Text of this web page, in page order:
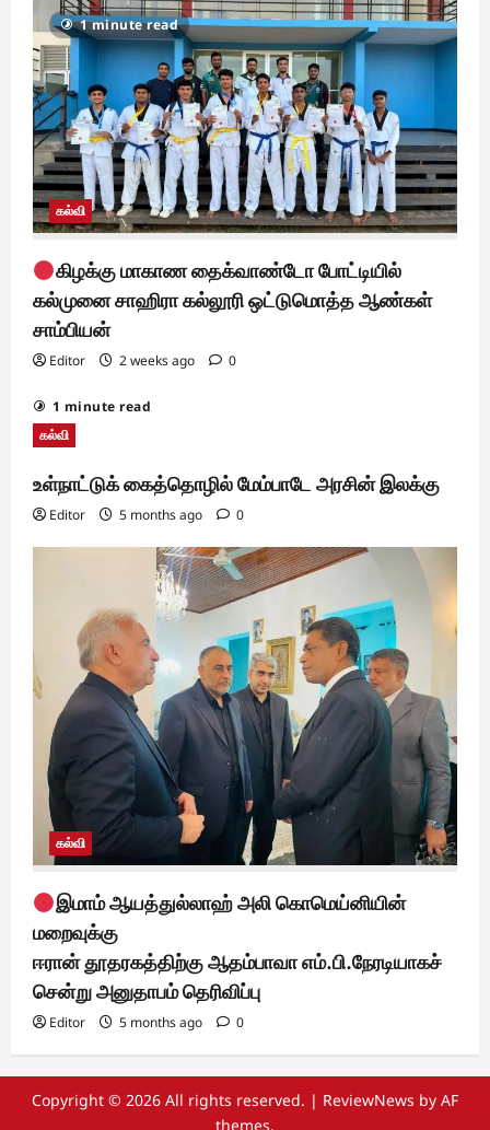
1 minute read
கல்வி
கிழக்கு மாகாண தைக்வாண்டோ போட்டியில்
கல்முனை சாஹிரா கல்லூரி ஒட்டுமொத்த ஆண்கள்
சாம்பியன்
Editor 2 weeks ago 0
1 minute read
கல்வி
உள்நாட்டுக் கைத்தொழில் மேம்பாடே அரசின் இலக்கு
Editor 5 months ago 0
கல்வி
இமாம் ஆயத்துல்லாஹ் அலி கொமெய்னியின்
மறைவுக்கு
ஈரான் தூதரகத்திற்கு ஆதம்பாவா எம்.பி.நேரடியாகச்
சென்று அனுதாபம் தெரிவிப்பு
Editor 5 months ago 0
Copyright © 2026 All rights reserved. | ReviewNews by AF
themes.